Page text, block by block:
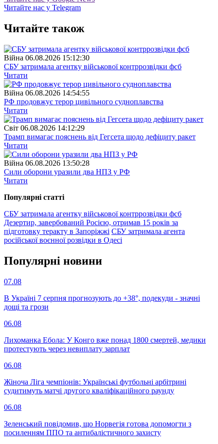
Читайте нас у Telegram
Читайте також
Війна 06.08.2026 15:12:30
СБУ затримала агентку військової контррозвідки фсб
Читати
Війна 06.08.2026 14:54:55
РФ продовжує терор цивільного судноплавства
Читати
Свiт 06.08.2026 14:12:29
Трамп вимагає пояснень від Гегсета щодо дефіциту ракет
Читати
Війна 06.08.2026 13:50:28
Сили оборони уразили два НПЗ у РФ
Читати
Популярнi статтi
СБУ затримала агентку військової контррозвідки фсб
Дезертир, завербований Росією, отримав 15 років за
підготовку теракту в Запоріжжі СБУ затримала агента
російської воєнної розвідки в Одесі
Популярнi новини
07.08
В Україні 7 серпня прогнозують до +38°, подекуди - значні
дощі та грози
06.08
Лихоманка Ебола: У Конго вже понад 1800 смертей, медики
протестують через невиплату зарплат
06.08
Жіноча Ліга чемпіонів: Українські футбольні арбітрині
судитимуть матчі другого кваліфікаційного раунду
06.08
Зеленський повідомив, що Норвегія готова допомогти з
посиленням ППО та антибалістичного захисту